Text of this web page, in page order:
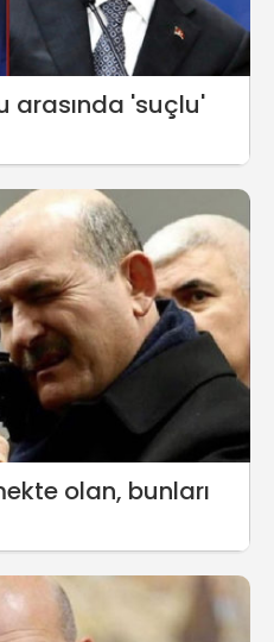
arasında 'suçlu'
olan, bunları